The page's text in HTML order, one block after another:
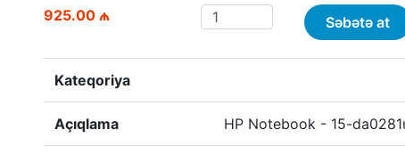
925.00 ₼ Səbətə at
Kateqoriya
Açıqlama HP Notebook - 15-